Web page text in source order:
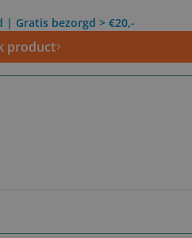
| Gratis bezorgd > €20,-
product